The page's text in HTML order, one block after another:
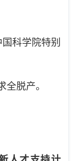
科学院特别
全脱产。